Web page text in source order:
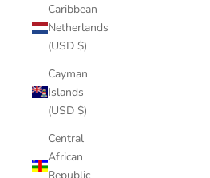
Caribbean
Netherlands
(USD $)
Cayman
Islands
(USD $)
Central
African
Republic